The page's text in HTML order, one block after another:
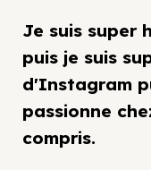
Je suis super
puis je suis
d'Instagram
passionne
compris.